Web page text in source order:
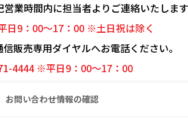
業時間内に担当者よりご連絡いたしま
日9：00～17：00 ※土日祝は除く
販売専用ダイヤルへお電話ください。
4444 ※平日9：00～17：00
お問い合わせ情報の確認